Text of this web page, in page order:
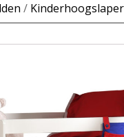
/